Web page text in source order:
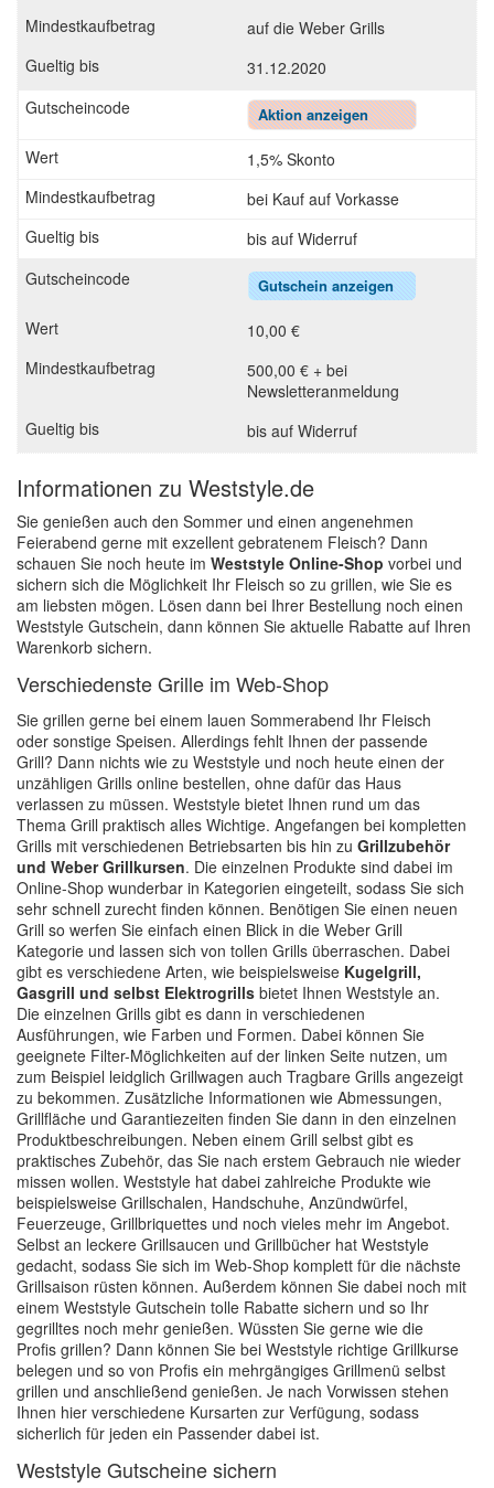
auf die Weber Grills
31.12.2020
Aktion anzeigen
1,5% Skonto
bei Kauf auf Vorkasse
bis auf Widerruf
Gutschein anzeigen
10,00 €
500,00 € + bei
Newsletteranmeldung
bis auf Widerruf
Informationen zu Weststyle.de
Sie genießen auch den Sommer und einen angenehmen
Feierabend gerne mit exzellent gebratenem Fleisch? Dann
schauen Sie noch heute im Weststyle Online-Shop vorbei und
sichern sich die Möglichkeit Ihr Fleisch so zu grillen, wie Sie es
am liebsten mögen. Lösen dann bei Ihrer Bestellung noch einen
Weststyle Gutschein, dann können Sie aktuelle Rabatte auf Ihren
Warenkorb sichern.
Verschiedenste Grille im Web-Shop
Sie grillen gerne bei einem lauen Sommerabend Ihr Fleisch
oder sonstige Speisen. Allerdings fehlt Ihnen der passende
Grill? Dann nichts wie zu Weststyle und noch heute einen der
unzähligen Grills online bestellen, ohne dafür das Haus
verlassen zu müssen. Weststyle bietet Ihnen rund um das
Thema Grill praktisch alles Wichtige. Angefangen bei kompletten
Grills mit verschiedenen Betriebsarten bis hin zu Grillzubehör
und Weber Grillkursen. Die einzelnen Produkte sind dabei im
Online-Shop wunderbar in Kategorien eingeteilt, sodass Sie sich
sehr schnell zurecht finden können. Benötigen Sie einen neuen
Grill so werfen Sie einfach einen Blick in die Weber Grill
Kategorie und lassen sich von tollen Grills überraschen. Dabei
gibt es verschiedene Arten, wie beispielsweise Kugelgrill,
Gasgrill und selbst Elektrogrills bietet Ihnen Weststyle an.
Die einzelnen Grills gibt es dann in verschiedenen
Ausführungen, wie Farben und Formen. Dabei können Sie
geeignete Filter-Möglichkeiten auf der linken Seite nutzen, um
zum Beispiel leidglich Grillwagen auch Tragbare Grills angezeigt
zu bekommen. Zusätzliche Informationen wie Abmessungen,
Grillfläche und Garantiezeiten finden Sie dann in den einzelnen
Produktbeschreibungen. Neben einem Grill selbst gibt es
praktisches Zubehör, das Sie nach erstem Gebrauch nie wieder
missen wollen. Weststyle hat dabei zahlreiche Produkte wie
beispielsweise Grillschalen, Handschuhe, Anzündwürfel,
Feuerzeuge, Grillbriquettes und noch vieles mehr im Angebot.
Selbst an leckere Grillsaucen und Grillbücher hat Weststyle
gedacht, sodass Sie sich im Web-Shop komplett für die nächste
Grillsaison rüsten können. Außerdem können Sie dabei noch mit
einem Weststyle Gutschein tolle Rabatte sichern und so Ihr
gegrilltes noch mehr genießen. Wüssten Sie gerne wie die
Profis grillen? Dann können Sie bei Weststyle richtige Grillkurse
belegen und so von Profis ein mehrgängiges Grillmenü selbst
grillen und anschließend genießen. Je nach Vorwissen stehen
Ihnen hier verschiedene Kursarten zur Verfügung, sodass
sicherlich für jeden ein Passender dabei ist.
Weststyle Gutscheine sichern